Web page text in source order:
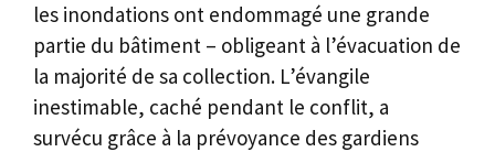
les inondations ont endommagé une grande
partie du bâtiment – obligeant à l’évacuation de
la majorité de sa collection. L’évangile
inestimable, caché pendant le conflit, a
survécu grâce à la prévoyance des gardiens